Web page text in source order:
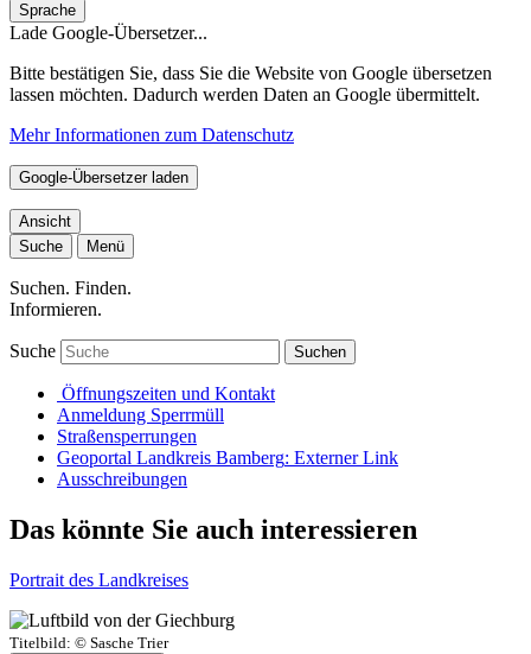
Sprache
Lade Google-Übersetzer...
Bitte bestätigen Sie, dass Sie die Website von Google übersetzen
lassen möchten. Dadurch werden Daten an Google übermittelt.
Mehr Informationen zum Datenschutz
Google-Übersetzer laden
Ansicht
Suche
Menü
Suchen. Finden.
Informieren.
Suche Suchen
Öffnungszeiten und Kontakt
Anmeldung Sperrmüll
Straßensperrungen
Geoportal Landkreis Bamberg: Externer Link
Ausschreibungen
Das könnte Sie auch interessieren
Portrait des Landkreises
Titelbild: © Sasche Trier